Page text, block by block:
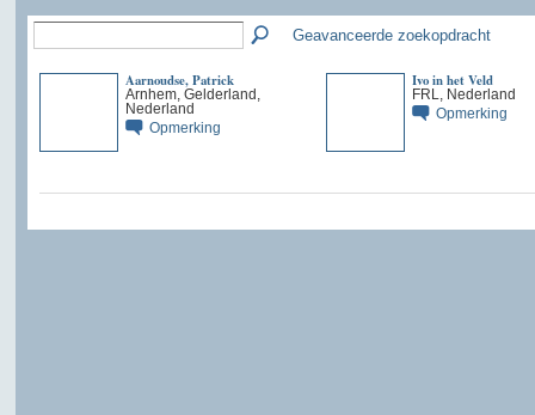
Geavanceerde zoekopdracht
Aarnoudse, Patrick
Arnhem, Gelderland,
Nederland
Opmerking
Ivo in het Veld
FRL, Nederland
Opmerking